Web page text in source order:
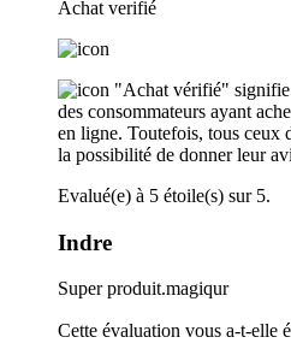
Achat verifié
"Achat vérifié" signifie
des consommateurs ayant
en ligne. Toutefois, tous ceux
la possibilité de donner leur
Evalué(e) à 5 étoile(s) sur 5.
Indre
Super produit.magiqur
Cette évaluation vous a-t-elle